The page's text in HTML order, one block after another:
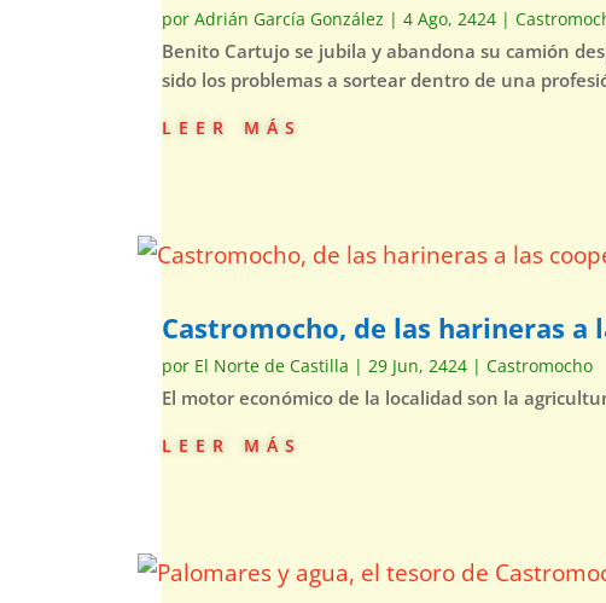
porAdrián García González |4 Ago, 2424 |
Benito Cartujo se jubila y abandona su camión
sido los problemas a sortear dentro de una
leer más
Castromocho, de las harineras a
por El Norte de Castilla | 29 Jun, 2424 |Castromocho
El motor económico de la localidad son la
leer más